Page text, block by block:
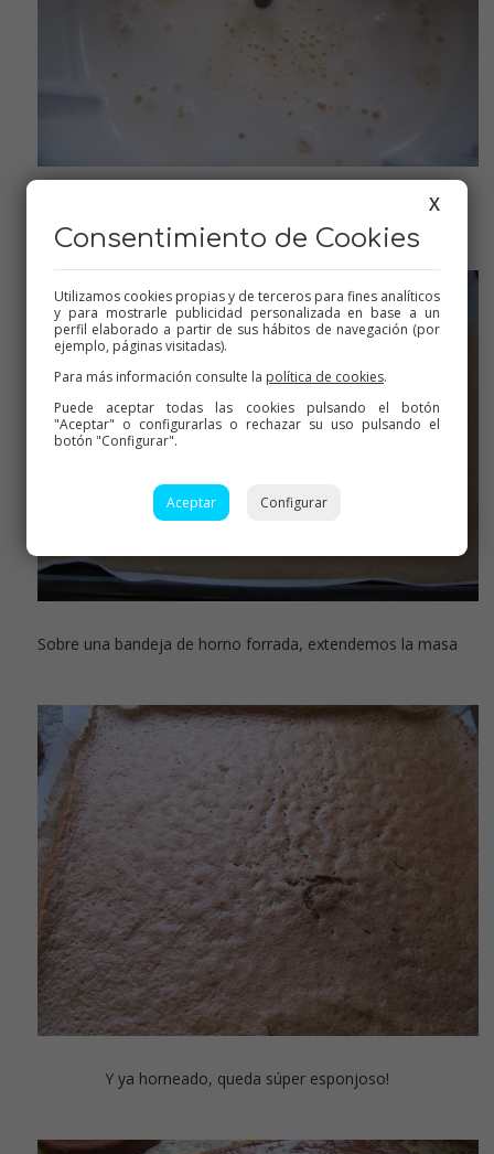
Sobre una bandeja de horno forrada, extendemos la masa
Y ya horneado, queda súper esponjoso!
X
Consentimiento de Cookies
Utilizamos cookies propias y de terceros para fines analíticos
y para mostrarle publicidad personalizada en base a un
perfil elaborado a partir de sus hábitos de navegación (por
ejemplo, páginas visitadas).
Para más información consulte la política de cookies.
Puede aceptar todas las cookies pulsando el botón
"Aceptar" o configurarlas o rechazar su uso pulsando el
botón "Configurar".
Aceptar Configurar